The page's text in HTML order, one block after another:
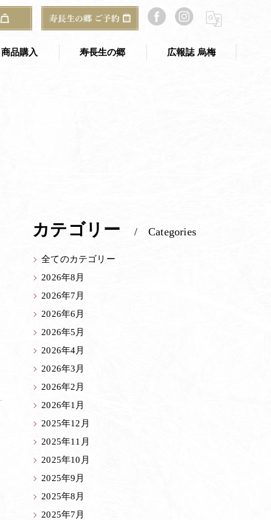
商品購入 寿長生の郷
梅窓庵
総合案内所（古民家）
茶室
ホール／果子工房
寿長生の郷内 菓子売場
苑内マップ・郷の一年
菓子づくりの里山 いろいろと一緒
広報誌 烏梅
HOME 寿長生の郷 里山のおはなし
カテゴリー Categories
全てのカテゴリー
2026年8月
2026年7月
2026年6月
2026年5月
2026年4月
2026年3月
2026年2月
2026年1月
2025年12月
2025年11月
2025年10月
2025年9月
2025年8月
2025年7月